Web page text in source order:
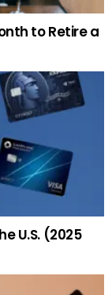
to Retire a
U.S. (2025